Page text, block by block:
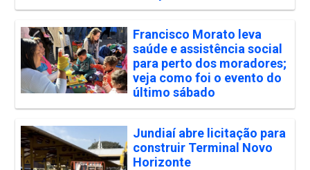
Francisco Morato leva
saúde e assistência social
para perto dos moradores;
veja como foi o evento do
último sábado
Jundiaí abre licitação para
construir Terminal Novo
Horizonte